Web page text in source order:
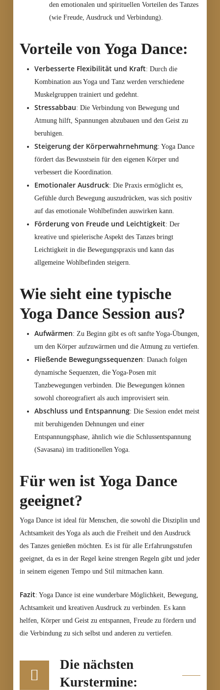
den emotionalen und spirituellen Vorteilen des Tanzes
(wie Freude, Ausdruck und Verbindung).
Vorteile von Yoga Dance:
Verbesserte Flexibilität und Kraft: Durch die
Kombination aus Yoga und Tanz werden verschiedene
Muskelgruppen trainiert und gedehnt.
Stressabbau: Die Verbindung von Bewegung und
Atmung hilft, Spannungen abzubauen und den Geist zu
beruhigen.
Steigerung der Körperwahrnehmung: Yoga Dance
fördert das Bewusstsein für den eigenen Körper und
verbessert die Koordination.
Emotionaler Ausdruck: Die Praxis ermöglicht es,
Gefühle durch Bewegung auszudrücken, was sich positiv
auf das emotionale Wohlbefinden auswirken kann.
Förderung von Freude und Leichtigkeit: Der
kreative und spielerische Aspekt des Tanzes bringt
Leichtigkeit in die Bewegungspraxis und kann das
allgemeine Wohlbefinden steigern.
Wie sieht eine typische
Yoga Dance Session aus?
Aufwärmen: Zu Beginn gibt es oft sanfte Yoga-Übungen,
um den Körper aufzuwärmen und die Atmung zu vertiefen.
Fließende Bewegungssequenzen: Danach folgen
dynamische Sequenzen, die Yoga-Posen mit
Tanzbewegungen verbinden. Die Bewegungen können
sowohl choreografiert als auch improvisiert sein.
Abschluss und Entspannung: Die Session endet meist
mit beruhigenden Dehnungen und einer
Entspannungsphase, ähnlich wie die Schlussentspannung
(Savasana) im traditionellen Yoga.
Für wen ist Yoga Dance
geeignet?
Yoga Dance ist ideal für Menschen, die sowohl die Disziplin und
Achtsamkeit des Yoga als auch die Freiheit und den Ausdruck
des Tanzes genießen möchten. Es ist für alle Erfahrungsstufen
geeignet, da es in der Regel keine strengen Regeln gibt und jeder
in seinem eigenen Tempo und Stil mitmachen kann.
Fazit: Yoga Dance ist eine wunderbare Möglichkeit, Bewegung,
Achtsamkeit und kreativen Ausdruck zu verbinden. Es kann
helfen, Körper und Geist zu entspannen, Freude zu fördern und
die Verbindung zu sich selbst und anderen zu vertiefen.
Die nächsten
Kurstermine: